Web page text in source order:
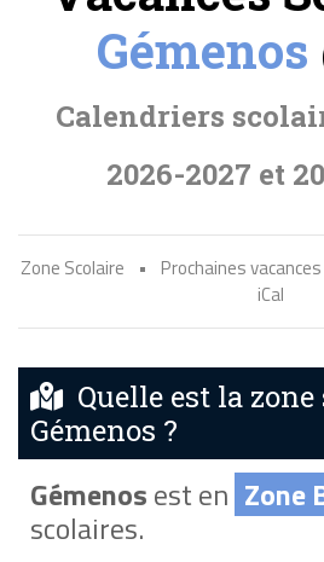
Gémenos
Calendriers
2026-2027 et
Zone Scolaire • Prochaines vacances
iCal
Quelle est la
Gémenos ?
Gémenosest en Zone
scolaires.